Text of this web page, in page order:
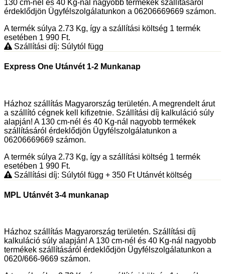
130 cm-nél és 40 Kg-nál nagyobb termékek szállításáról
érdeklődjön Ügyfélszolgálatunkon a 06206669669 számon.
A termék súlya 2.73 Kg, így a szállítási költség 1 termék
esetében 1 990 Ft.
Szállítási díj: Súlytól függ
Express One Utánvét 1-2 Munkanap
Házhoz szállítás Magyarország területén. A megrendelt árut
a szállító cégnek kell kifizetnie. Szállítási díj kalkuláció súly
alapján! A 130 cm-nél és 40 Kg-nál nagyobb termékek
szállításáról érdeklődjön Ügyfélszolgálatunkon a
06206669669 számon.
A termék súlya 2.73 Kg, így a szállítási költség 1 termék
esetében 1 990 Ft.
Szállítási díj: Súlytól függ + 350 FtUtánvét költség
MPL Utánvét 3-4 munkanap
Házhoz szállítás Magyarország területén. Szállítási díj
kalkuláció súly alapján! A 130 cm-nél és 40 Kg-nál nagyobb
termékek szállításáról érdeklődjön Ügyfélszolgálatunkon a
0620/666-9669 számon.